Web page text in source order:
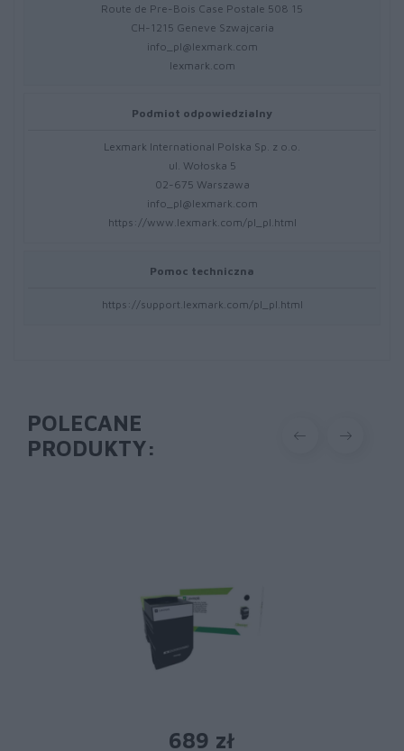
Route de Pre-Bois Case Postale 508 15
CH-1215 Geneve Szwajcaria
info_pl@lexmark.com
lexmark.com
Podmiot odpowiedzialny
Lexmark International Polska Sp. z o.o.
ul. Wołoska 5
02-675 Warszawa
info_pl@lexmark.com
https://www.lexmark.com/pl_pl.html
Pomoc techniczna
https://support.lexmark.com/pl_pl.html
POLECANE
PRODUKTY:
689 zł